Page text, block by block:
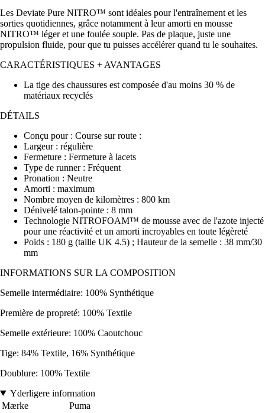
Les Deviate Pure NITRO™ sont idéales pour l'entraînement et les
sorties quotidiennes, grâce notamment à leur amorti en mousse
NITRO™ léger et une foulée souple. Pas de plaque, juste une
propulsion fluide, pour que tu puisses accélérer quand tu le souhaites.
CARACTÉRISTIQUES + AVANTAGES
La tige des chaussures est composée d'au moins 30 % de
matériaux recyclés
DÉTAILS
Conçu pour : Course sur route :
Largeur : régulière
Fermeture : Fermeture à lacets
Type de runner : Fréquent
Pronation : Neutre
Amorti : maximum
Nombre moyen de kilomètres : 800 km
Dénivelé talon-pointe : 8 mm
Technologie NITROFOAM™ de mousse avec de l'azote injecté
pour une réactivité et un amorti incroyables en toute légèreté
Poids : 180 g (taille UK 4.5) ; Hauteur de la semelle : 38 mm/30
mm
INFORMATIONS SUR LA COMPOSITION
Semelle intermédiaire: 100% Synthétique
Première de propreté: 100% Textile
Semelle extérieure: 100% Caoutchouc
Tige: 84% Textile, 16% Synthétique
Doublure: 100% Textile
Yderligere information
Mærke
Puma